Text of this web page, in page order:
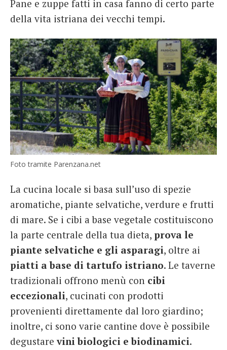
Pane e zuppe fatti in casa fanno di certo parte
della vita istriana dei vecchi tempi.
Foto tramite Parenzana.net
La cucina locale si basa sull’uso di spezie
aromatiche, piante selvatiche, verdure e frutti
di mare. Se i cibi a base vegetale costituiscono
la parte centrale della tua dieta, prova le
piante selvatiche e gli asparagi, oltre ai
piatti a base di tartufo istriano. Le taverne
tradizionali offrono menù con cibi
eccezionali, cucinati con prodotti
provenienti direttamente dal loro giardino;
inoltre, ci sono varie cantine dove è possibile
degustarevini biologici e biodinamici.